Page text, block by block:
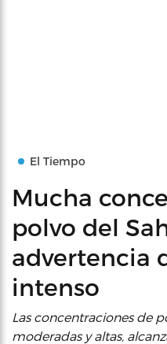
El Tiempo
Mucha
polvo del
advertencia
intenso
Las concentraciones de
moderadas y altas,